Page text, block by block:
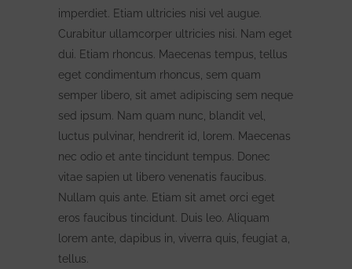
imperdiet. Etiam ultricies nisi vel augue.
Curabitur ullamcorper ultricies nisi. Nam eget
dui. Etiam rhoncus. Maecenas tempus, tellus
eget condimentum rhoncus, sem quam
semper libero, sit amet adipiscing sem neque
sed ipsum. Nam quam nunc, blandit vel,
luctus pulvinar, hendrerit id, lorem. Maecenas
nec odio et ante tincidunt tempus. Donec
vitae sapien ut libero venenatis faucibus.
Nullam quis ante. Etiam sit amet orci eget
eros faucibus tincidunt. Duis leo. Aliquam
lorem ante, dapibus in, viverra quis, feugiat a,
tellus.